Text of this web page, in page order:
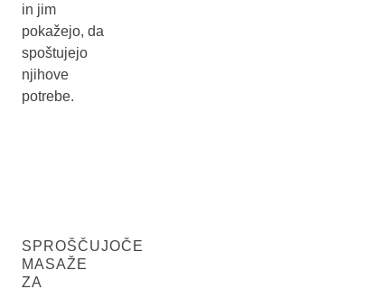
in jim
pokažejo, da
spoštujejo
njihove
potrebe.
SPROŠČUJOČE
MASAŽE
ZA